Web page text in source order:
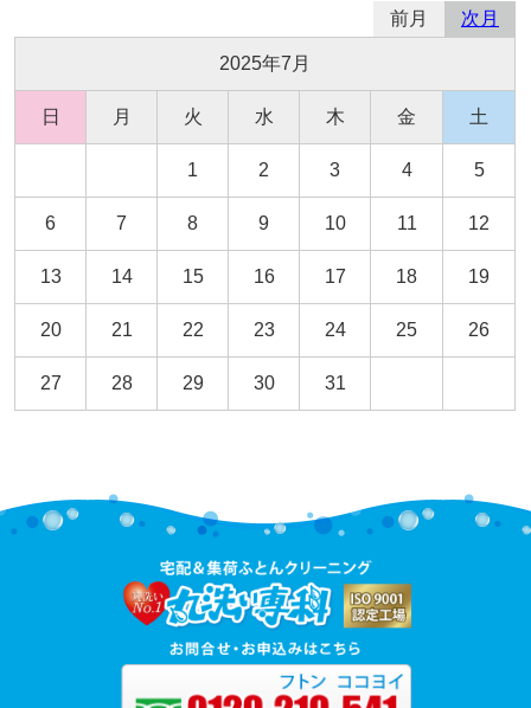
前月 次月
2025年7月
日 月 火 水 木 金 土
1 2 3 4 5
6 7 8 9 10 11 12
13 14 15 16 17 18 19
20 21 22 23 24 25 26
27 28 29 30 31